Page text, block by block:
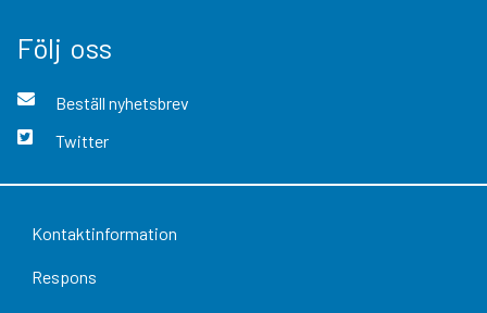
Följ oss
Beställ nyhetsbrev
Twitter
Kontaktinformation
Respons